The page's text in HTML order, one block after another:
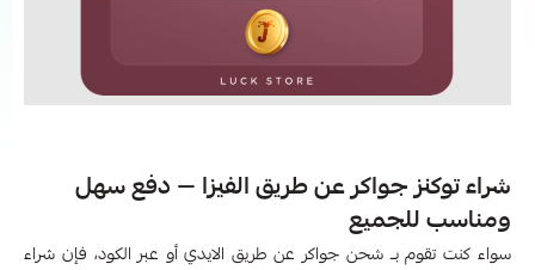
شراء توكنز جواكر عن طريق الفيزا — دفع سهل
ومناسب للجميع
سواء كنت تقوم بــ شحن جواكر عن طريق الايدي أو عبر الكود، فإن شراء